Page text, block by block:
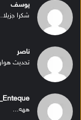
يوسف
شكرا
ناصر
تحديث
ههه...